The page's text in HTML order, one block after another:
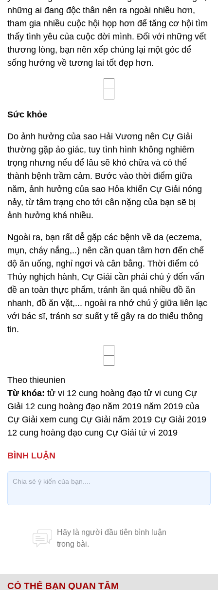
những ai đang độc thân nên ra ngoài nhiều hơn,
tham gia nhiều cuộc hội họp hơn để tăng cơ hội tìm
thấy tình yêu của cuộc đời mình. Đối với những vết
thương lòng, bạn nên xếp chúng lại một góc để
sống hướng về tương lai tốt đẹp hơn.
Sức khỏe
Do ảnh hưởng của sao Hải Vương nên Cự Giải
thường gặp ảo giác, tuy tình hình không nghiêm
trọng nhưng nếu để lâu sẽ khó chữa và có thể
thành bệnh trầm cảm. Bước vào thời điểm giữa
năm, ảnh hưởng của sao Hỏa khiến Cự Giải nóng
nảy, từ tâm trạng cho tới cân nặng của bạn sẽ bị
ảnh hưởng khá nhiều.
Ngoài ra, bạn rất dễ gặp các bệnh về da (eczema,
mụn, cháy nắng,..) nên cần quan tâm hơn đến chế
độ ăn uống, nghỉ ngơi và cân bằng. Thời điểm có
Thủy nghịch hành, Cự Giải cần phải chú ý đến vấn
đề an toàn thực phẩm, tránh ăn quá nhiều đồ ăn
nhanh, đồ ăn vặt,... ngoài ra nhớ chú ý giữa liên lạc
với bác sĩ, tránh sơ suất y tế gây ra do thiếu thông
tin.
Theo thieunien
Từ khóa: tử vi 12 cung hoàng đạo tử vi cung Cự
Giải 12 cung hoàng đạo năm 2019 năm 2019 của
Cự Giải xem cung Cự Giải năm 2019 Cự Giải 2019
12 cung hoàng đạo cung Cự Giải tử vi 2019
CÓ THỂ BẠN QUAN TÂM